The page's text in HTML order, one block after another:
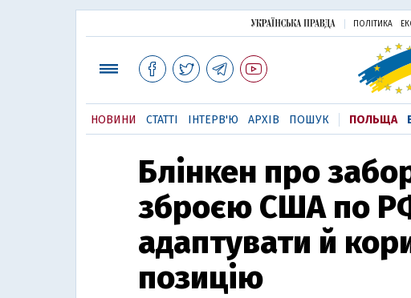
ПОЛІТИКА
НОВИНИ СТАТТІ ІНТЕРВ'Ю АРХІВ ПОШУК ПОЛЬЩА
Блінкен про
зброєю США по
адаптувати й
позицію